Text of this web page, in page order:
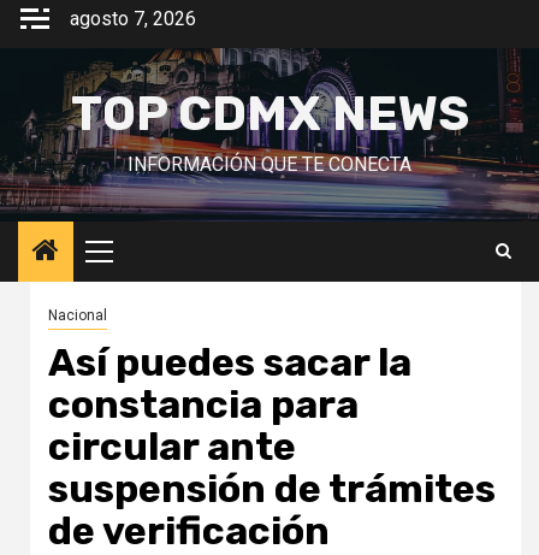
Saltar
contenido
agosto 7, 2026
TOP CDMX NEWS
INFORMACIÓN QUE TE CONECTA
Menú
principal
Nacional
Así puedes sacar la
constancia para
circular ante
suspensión de trámites
de verificación